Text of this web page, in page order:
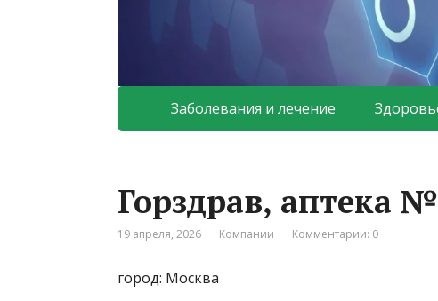
Заболевания и лечение
Горздрав, аптека
19 апреля, 2026 Компании Комментарии: 0
город: Москва